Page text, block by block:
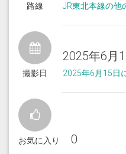
路線 JR東北本線の他
撮影日
2025年6月
2025年6月15日
お気に入り 0